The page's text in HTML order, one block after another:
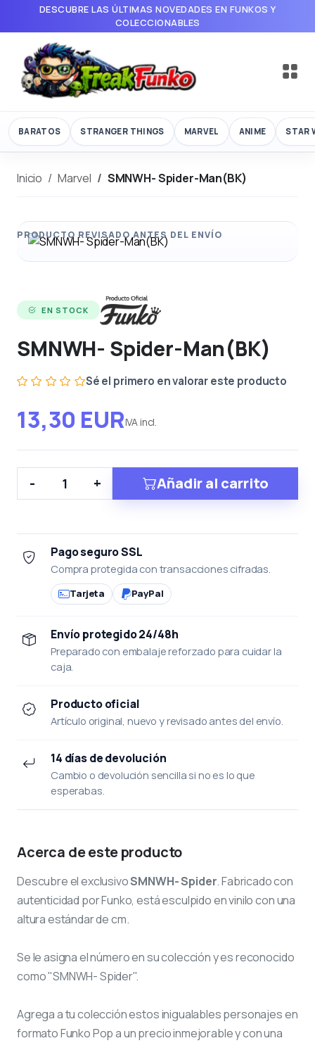
DESCUBRE LAS ÚLTIMAS NOVEDADES EN FUNKOS Y
COLECCIONABLES
BARATOS STRANGER THINGS MARVEL ANIME STAR
Inicio Marvel SMNWH- Spider-Man(BK)
EN STOCK
SMNWH- Spider-Man(BK)
Sé el primero en valorar este producto
13,30 EURIVA incl.
- + Añadir al carrito
Pago seguro SSL
Compra protegida con transacciones cifradas.
Tarjeta PayPal
Envío protegido 24/48h
Preparado con embalaje reforzado para cuidar la
caja.
Producto oficial
Artículo original, nuevo y revisado antes del envío.
14 días de devolución
Cambio o devolución sencilla si no es lo que
esperabas.
Acerca de este producto
Descubre el exclusivoSMNWH- Spider. Fabricado con
autenticidad por Funko, está esculpido en vinilo con una
altura estándar de cm.
Se le asigna el númeroen su colección y es reconocido
como "SMNWH- Spider".
Agrega a tu colección estos inigualables personajes en
formato Funko Pop a un precio inmejorable y con una